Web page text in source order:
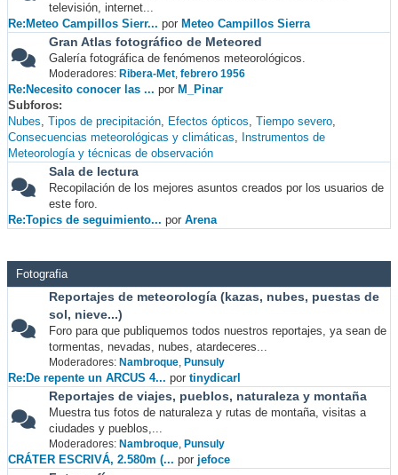
televisión, internet...
Re:Meteo Campillos Sierr... por Meteo Campillos Sierra
Gran Atlas fotográfico de Meteored
Galería fotográfica de fenómenos meteorológicos.
Moderadores: Ribera-Met, febrero 1956
Re:Necesito conocer las ... por M_Pinar
Subforos
Nubes Tipos de precipitación Efectos ópticos Tiempo severo
Consecuencias meteorológicas y climáticas
Instrumentos de
Meteorología y técnicas de observación
Sala de lectura
Recopilación de los mejores asuntos creados por los usuarios de
este foro.
Re:Topics de seguimiento... por Arena
Fotografia
Reportajes de meteorología (kazas, nubes, puestas de
sol, nieve...)
Foro para que publiquemos todos nuestros reportajes, ya sean de
tormentas, nevadas, nubes, atardeceres...
Moderadores: Nambroque, Punsuly
Re:De repente un ARCUS 4... por tinydicarl
Reportajes de viajes, pueblos, naturaleza y montaña
Muestra tus fotos de naturaleza y rutas de montaña, visitas a
ciudades y pueblos,...
Moderadores: Nambroque, Punsuly
CRÁTER ESCRIVÁ, 2.580m (... por jefoce